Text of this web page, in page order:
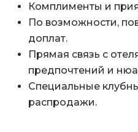
Комплименты и
По возможности,
доплат.
Прямая связь с
предпочтений и
Специальные
распродажи.